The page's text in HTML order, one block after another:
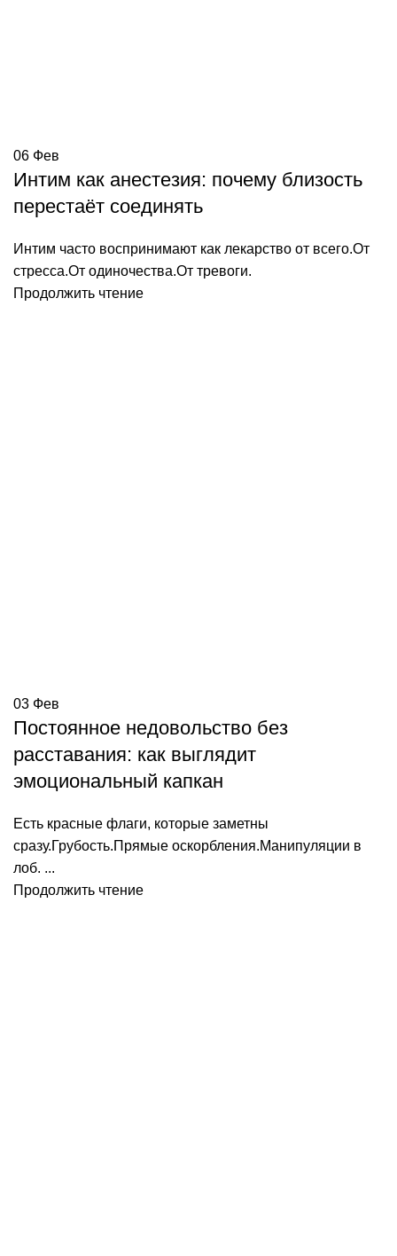
06 Фев
Интим как анестезия: почему близость
перестаёт соединять
Интим часто воспринимают как лекарство от всего.От
стресса.От одиночества.От тревоги.
Продолжить чтение
03 Фев
Постоянное недовольство без
расставания: как выглядит
эмоциональный капкан
Есть красные флаги, которые заметны
сразу.Грубость.Прямые оскорбления.Манипуляции в
лоб. ...
Продолжить чтение